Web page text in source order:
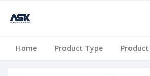
Home Product Type